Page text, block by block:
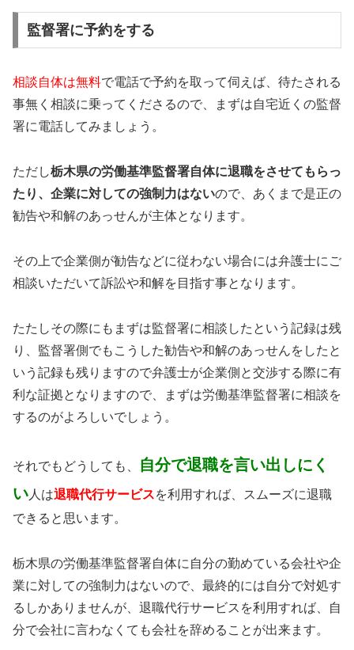
監督署に予約をする
相談自体は無料で電話で予約を取って伺えば、待たされる
事無く相談に乗ってくださるので、まずは自宅近くの監督
署に電話してみましょう。
ただし栃木県の労働基準監督署自体に退職をさせてもらっ
たり、企業に対しての強制力はないので、あくまで是正の
勧告や和解のあっせんが主体となります。
その上で企業側が勧告などに従わない場合には弁護士にご
相談いただいて訴訟や和解を目指す事となります。
たたしその際にもまずは監督署に相談したという記録は残
り、監督署側でもこうした勧告や和解のあっせんをしたと
いう記録も残りますので弁護士が企業側と交渉する際に有
利な証拠となりますので、まずは労働基準監督署に相談を
するのがよろしいでしょう。
それでもどうしても、
自分で退職を言い出しにく
い 人は退職代行サービスを利用すれば、スムーズに退職
できると思います。
栃木県の労働基準監督署自体に自分の勤めている会社や企
業に対しての強制力はないので、最終的には自分で対処す
るしかありませんが、退職代行サービスを利用すれば、自
分で会社に言わなくても会社を辞めることが出来ます。